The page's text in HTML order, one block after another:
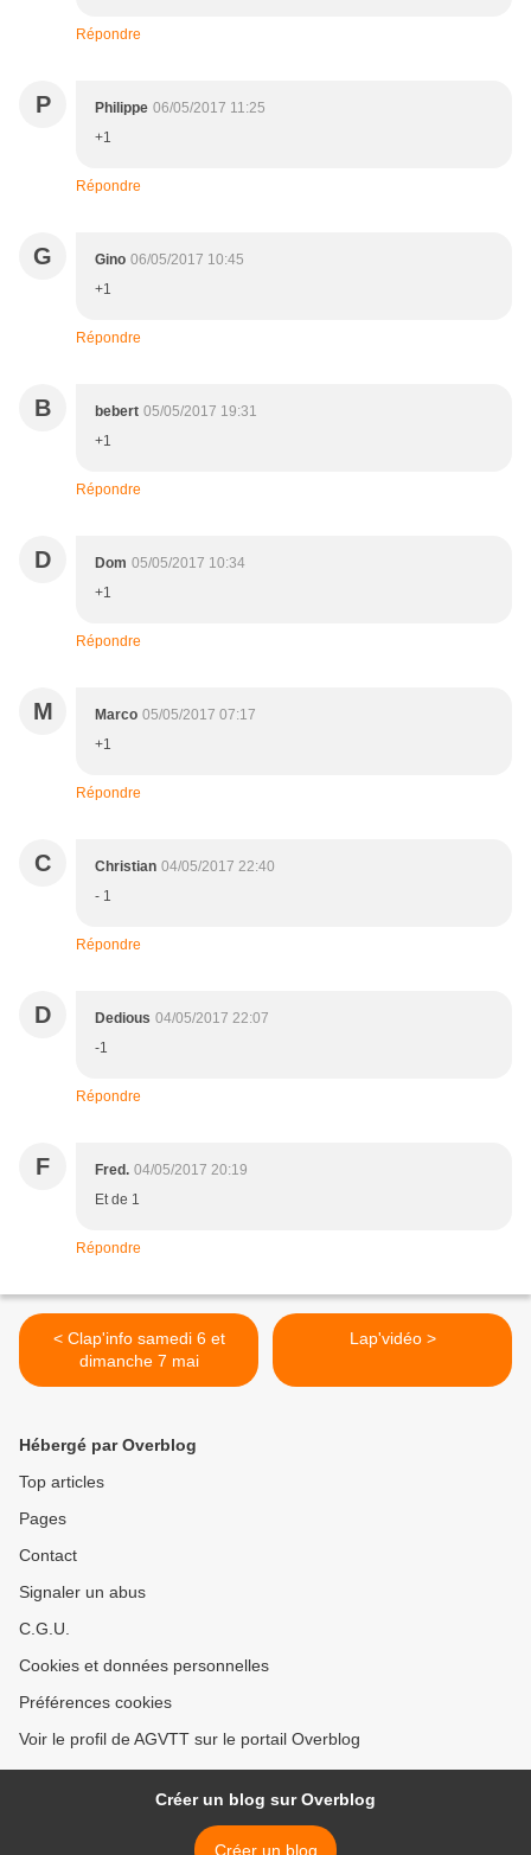
Répondre
P Philippe 06/05/2017 11:25
+1
Répondre
G Gino 06/05/2017 10:45
+1
Répondre
B bebert 05/05/2017 19:31
+1
Répondre
D Dom 05/05/2017 10:34
+1
Répondre
M Marco 05/05/2017 07:17
+1
Répondre
C Christian 04/05/2017 22:40
- 1
Répondre
D Dedious 04/05/2017 22:07
-1
Répondre
F Fred. 04/05/2017 20:19
Et de 1
Répondre
< Clap'info samedi 6 et
dimanche 7 mai
Lap'vidéo >
Hébergé par Overblog
Top articles
Pages
Contact
Signaler un abus
C.G.U.
Cookies et données personnelles
Préférences cookies
Voir le profil de AGVTT sur le portail Overblog
Créer un blog sur Overblog
Créer un blog